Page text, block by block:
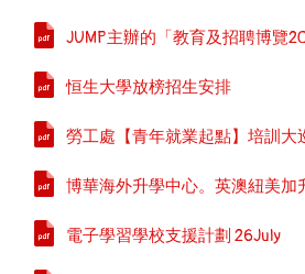
JUMP主辦的「教育及招聘博覽
恒生大學放榜招生安排
勞工處【青年就業起點】培訓大
博華海外升學中心。英澳紐美加
電子學習學校支援計劃 26July